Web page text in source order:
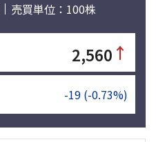
売買単位：100株
2,560 ↑
-19 (-0.73%)